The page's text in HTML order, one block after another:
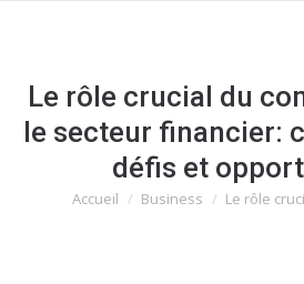
Le rôle crucial du
le secteur financier:
défis et
Vous êtes ici :
Accueil Business Le rôle